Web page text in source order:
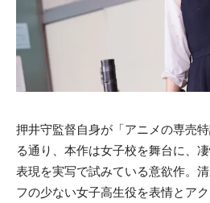
押井守監督自身が「アニメの専売
る通り、本作は女子校を舞台に、
表現を実写で試みている意欲作。
フの少ない女子高生役を表情とア